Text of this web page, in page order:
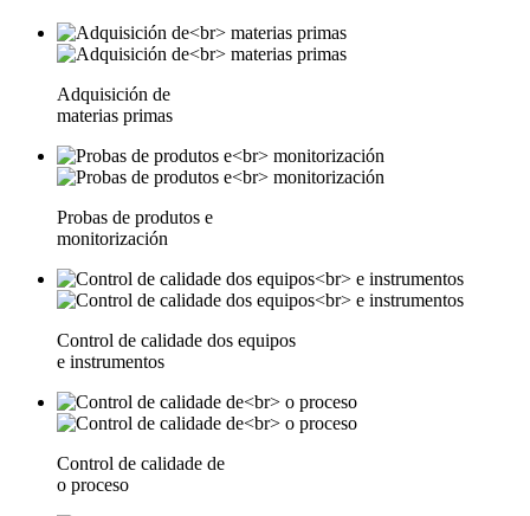
Adquisición de
materias primas
Probas de produtos e
monitorización
Control de calidade dos equipos
e instrumentos
Control de calidade de
o proceso